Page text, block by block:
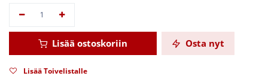
Lisää ostoskoriin Osta nyt
Lisää Toivelistalle